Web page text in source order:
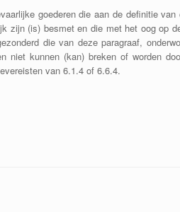
goederen die aan de definitie
zijn (is) besmet en die met het oog op
die van deze paragraaf,
niet kunnen (kan) breken of worden
van 6.1.4 of 6.6.4.